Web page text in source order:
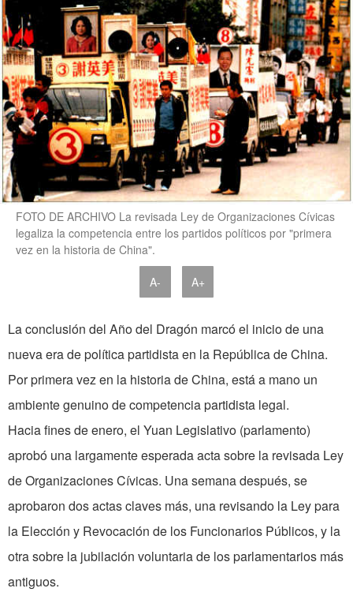
FOTO DE ARCHIVO La revisada Ley de Organizaciones Cívicas
legaliza la competencia entre los partidos políticos por "primera
vez en la historia de China".
A- A+
La conclusión del Año del Dragón marcó el inicio de una
nueva era de política partidista en la República de China.
Por primera vez en la historia de China, está a mano un
ambiente genuino de competencia partidista legal.
Hacia fines de enero, el Yuan Legislativo (parlamento)
aprobó una largamente esperada acta sobre la revisada Ley
de Organizaciones Cívicas. Una semana después, se
aprobaron dos actas claves más, una revisando la Ley para
la Elección y Revocación de los Funcionarios Públicos, y la
otra sobre la jubilación voluntaria de los parlamentarios más
antiguos.